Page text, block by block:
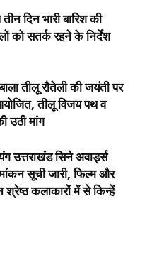
दिन भारी बारिश की
को सतर्क रहने के निर्देश
तीलू रौतेली की जयंती पर
तीलू विजय पथ व
उठी मांग
उत्तराखंड सिने अवार्ड्स
सूची जारी, फिल्म और
कलाकारों में से किन्हें